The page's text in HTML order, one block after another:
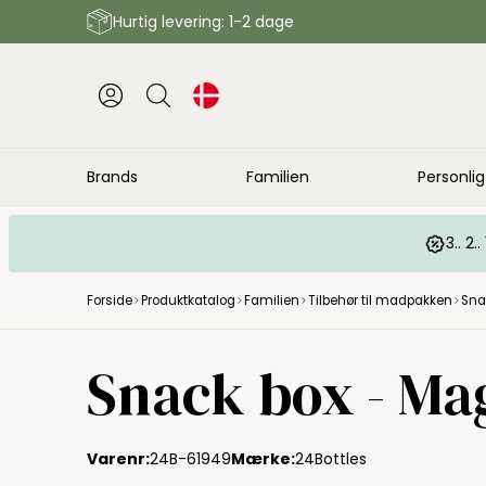
Hurtig levering: 1-2 dage
Brands Familien
3..
Forside Produktkatalog Familien Tilbehør til madpakken
Snack box -
Varenr:24B-61949Mærke:24Bottles